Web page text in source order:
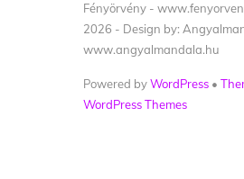
Fényörvény -
2026 - Design by:
www.angyalmandala.hu
Powered byWordPress •
WordPress Themes